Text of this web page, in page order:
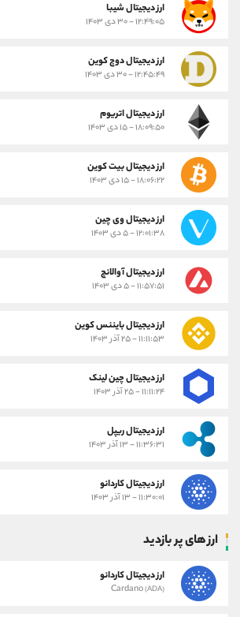
ارز ديجيتال شیبا
۱۲:۴۹:۰۵ - ۳۰ دی ۱۴۰۳
ارز دیجیتال دوج کوین
۱۲:۴۵:۴۹ - ۳۰ دی ۱۴۰۳
ارز دیجیتال اتریوم
۱۸:۰۹:۵۰ - ۱۵ دی ۱۴۰۳
ارز دیجیتال بیت کوین
۱۸:۰۶:۲۲ - ۱۵ دی ۱۴۰۳
ارز دیجیتال وی چین
۱۲:۰۱:۳۸ - ۵ دی ۱۴۰۳
ارز دیجیتال آوالانچ
۱۱:۵۷:۵۱ - ۵ دی ۱۴۰۳
ارز دیجیتال بایننس کوین
۱۱:۱۱:۵۳ - ۲۵ آذر ۱۴۰۳
ارز دیجیتال چین لینک
۱۱:۱۱:۲۴ - ۲۵ آذر ۱۴۰۳
ارز دیجیتال ریپل
۱۱:۳۶:۳۱ - ۱۳ آذر ۱۴۰۳
ارز دیجیتال کاردانو
۱۱:۳۰:۰۱ - ۱۳ آذر ۱۴۰۳
ارز های پر بازدید
ارز دیجیتال کاردانو
Cardano(ADA)